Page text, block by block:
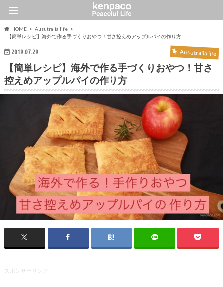
HOME
Ausutralia life
【簡単レシピ】海外で作る手づくりおやつ！甘さ控えめアップルパイの作り方
2019.07.29 Ausutralia life
【簡単レシピ】海外で作る手づくりおやつ！甘さ
控えめアップルパイの作り方
スポンサーリンク